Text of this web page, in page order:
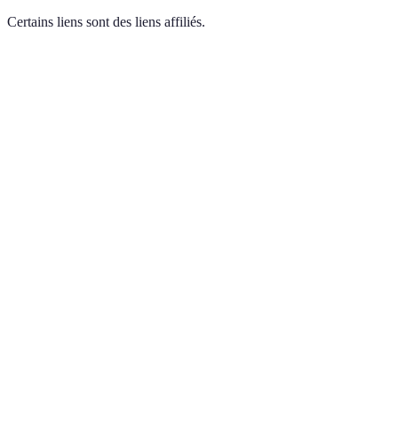
Certains liens sont des liens affiliés.